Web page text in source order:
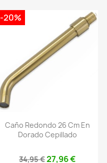
Caño Redondo 26 Cm En
Dorado Cepillado
34,95 €27,96 €
-20%